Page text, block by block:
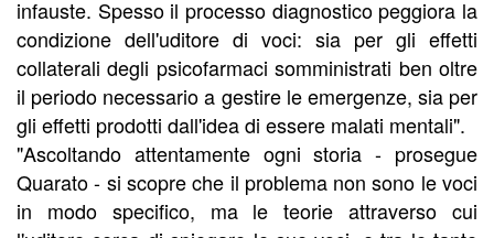
infauste. Spesso il processo diagnostico peggiora la
condizione dell'uditore di voci: sia per gli effetti
collaterali degli psicofarmaci somministrati ben oltre
il periodo necessario a gestire le emergenze, sia per
gli effetti prodotti dall'idea di essere malati mentali".
"Ascoltando attentamente ogni storia - prosegue
Quarato - si scopre che il problema non sono le voci
in modo specifico, ma le teorie attraverso cui